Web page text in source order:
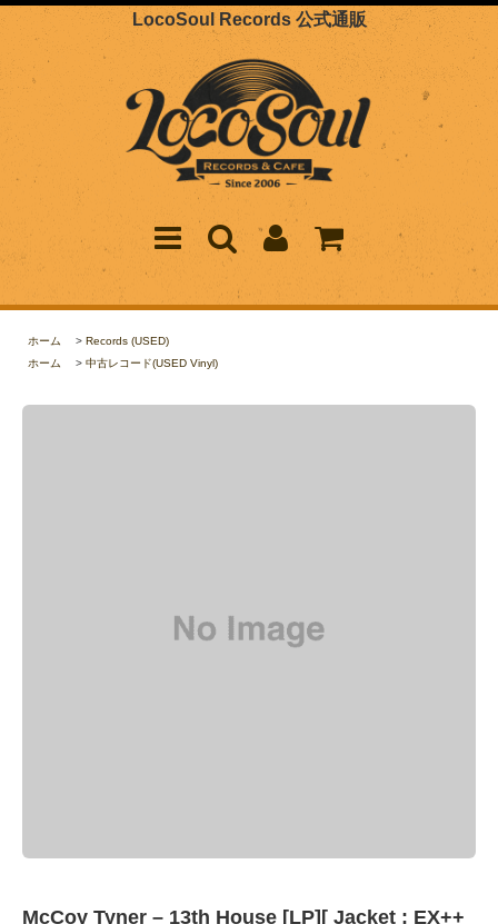
LocoSoul Records 公式通販
ホーム > Records (USED)
ホーム
> 中古レコード(USED Vinyl)
McCoy Tyner ‎– 13th House [LP][ Jacket : EX++